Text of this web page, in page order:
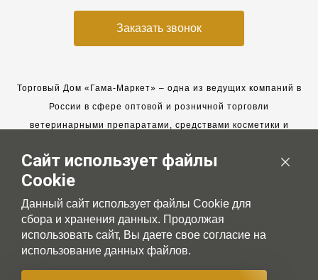
Заказать звонок
Торговый Дом «Гама-Маркет» – одна из ведущих компаний в
России в сфере оптовой и розничной торговли
ветеринарными препаратами, средствами косметики и
Мы работаем с 2005 года. Мы приглашаем к сотрудничеству
новых клиентов и всегда рассчитываем на взаимовыгодные,
долгосрочные партнерские отношения.
Сайт использует файлы
Cookie
Данный сайт использует файлы Cookie для
сбора и хранения данных. Продолжая
использовать сайт, Вы даете свое согласие на
использование данных файлов.